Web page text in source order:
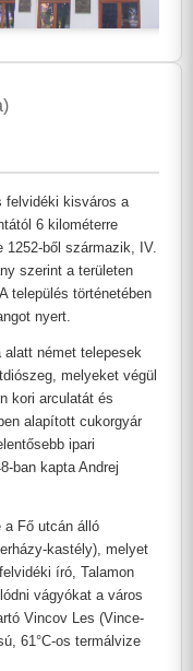
felvidéki kisváros a
6 kilométerre
1252-ből származik, IV.
szerint a területen
település történetében
nyert.
német telepesek
melyeket végül
kori arculatát és
alapított cukorgyár
ipari
ban kapta Andrej
a Fő utcán álló
kastély), melyet
író, Talamon
vágyókat a város
Vincov Les (Vince-
61°C-os termálvize